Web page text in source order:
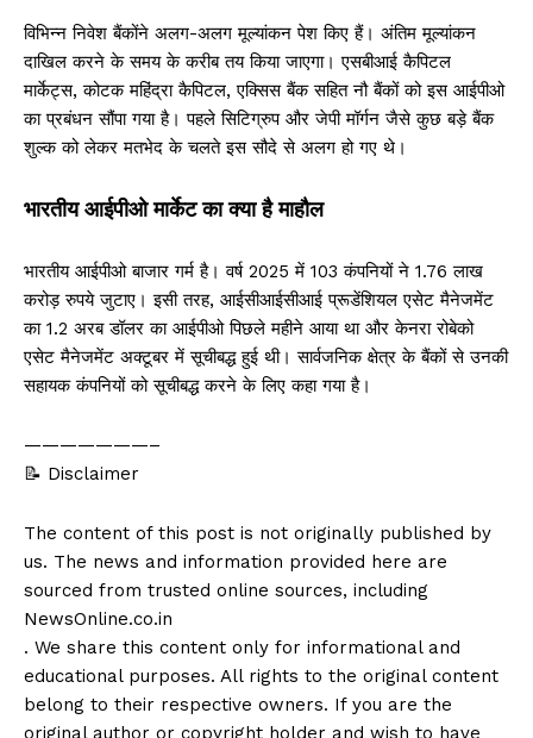
विभिन्न निवेश बैंकोंने अलग-अलग मूल्यांकन पेश किए हैं। अंतिम मूल्यांकन
दाखिल करने के समय के करीब तय किया जाएगा। एसबीआई कैपिटल
मार्केट्स, कोटक महिंद्रा कैपिटल, एक्सिस बैंक सहित नौ बैंकों को इस आईपीओ
का प्रबंधन सौंपा गया है। पहले सिटिग्रुप और जेपी मॉर्गन जैसे कुछ बड़े बैंक
शुल्क को लेकर मतभेद के चलते इस सौदे से अलग हो गए थे।
भारतीय आईपीओ मार्केट का क्या है माहौल
भारतीय आईपीओ बाजार गर्म है। वर्ष 2025 में 103 कंपनियों ने 1.76 लाख
करोड़ रुपये जुटाए। इसी तरह, आईसीआईसीआई प्रूडेंशियल एसेट मैनेजमेंट
का 1.2 अरब डॉलर का आईपीओ पिछले महीने आया था और केनरा रोबेको
एसेट मैनेजमेंट अक्टूबर में सूचीबद्ध हुई थी। सार्वजनिक क्षेत्र के बैंकों से उनकी
सहायक कंपनियों को सूचीबद्ध करने के लिए कहा गया है।
———————–
📝 Disclaimer
The content of this post is not originally published by
us. The news and information provided here are
sourced from trusted online sources, including
NewsOnline.co.in
. We share this content only for informational and
educational purposes. All rights to the original content
belong to their respective owners. If you are the
original author or copyright holder and wish to have